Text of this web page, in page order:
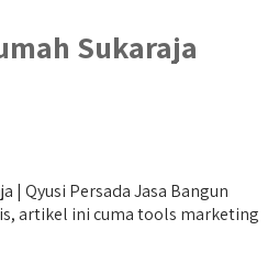
Sukaraja
| Qyusi Persada Jasa Bangun
artikel ini cuma tools marketing